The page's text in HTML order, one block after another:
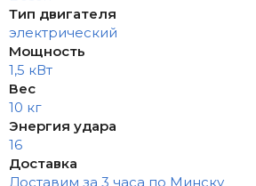
Тип двигателя
электрический
Мощность
1,5 кВт
Вес
10 кг
Энергия удара
16
Доставка
Доставим за 3 часа по Минску